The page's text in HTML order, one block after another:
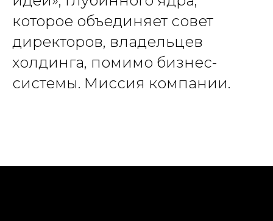
которое объединяет совет
директоров, владельцев
холдинга, помимо бизнес-
системы. Миссия компании.